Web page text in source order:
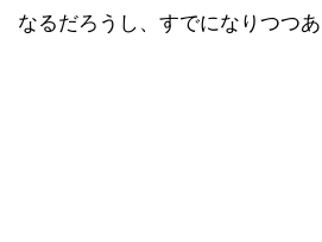
なるだろうし、すでになりつつあ